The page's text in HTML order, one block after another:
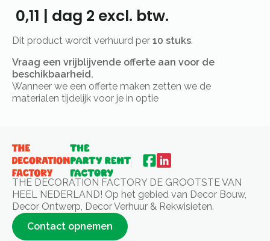
0,11 | dag 2 excl. btw.
Dit product wordt verhuurd per 10 stuks.
Vraag een vrijblijvende offerte aan voor de
beschikbaarheid.
Wanneer we een offerte maken zetten we de
materialen tijdelijk voor je in optie
THE DECORATION FACTORY DE GROOTSTE VAN
HEEL NEDERLAND! Op het gebied van Decor Bouw,
Decor Ontwerp, Decor Verhuur & Rekwisieten.
Contact opnemen